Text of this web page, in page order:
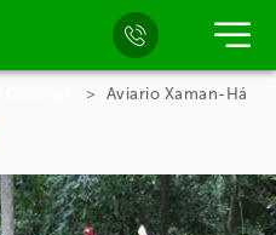
Aviario Xaman-Há